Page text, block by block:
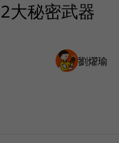
大秘密武器
劉燿瑜